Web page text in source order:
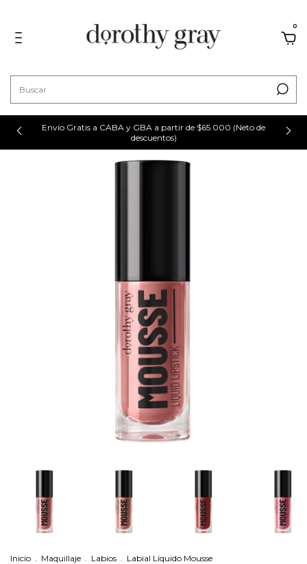
0
Envío Gratis a CABA y GBA a partir de $65.000 (Neto de
descuentos)
Inicio . Maquillaje . Labios . Labial Líquido Mousse